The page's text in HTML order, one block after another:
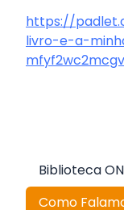
Biblioteca
Como
https://
livro-e-a-